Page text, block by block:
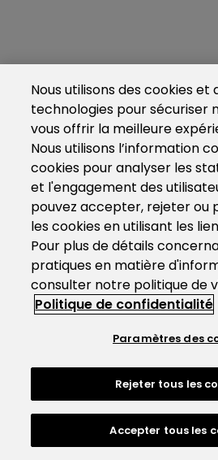
Nous utilisons des cookies et
technologies pour sécuriser
vous offrir la meilleure
Nous utilisons l’information
cookies pour analyser les
et l'engagement des
pouvez accepter, rejeter ou
les cookies en utilisant les
Pour plus de détails
pratiques en matière
consulter notre politique de
Politique de confidentialité
Paramètres des
Rejeter tous les
Accepter tous les